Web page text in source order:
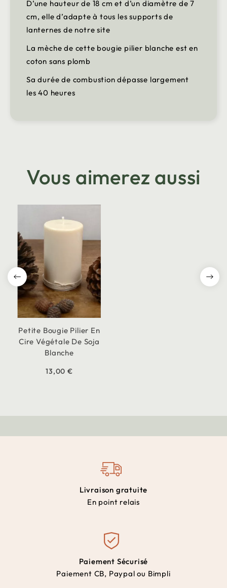
D’une hauteur de 18 cm et d’un diamètre de 7
cm, elle d’adapte à tous les supports de
lanternes de notre site
La mèche de cette bougie pilier blanche est en
coton sans plomb
Sa durée de combustion dépasse largement
les 40 heures
Vous aimerez aussi
Petite Bougie Pilier En
Cire Végétale De Soja
Blanche
13,00 €
Livraison gratuite
En point relais
Paiement Sécurisé
Paiement CB, Paypal ou Bimpli